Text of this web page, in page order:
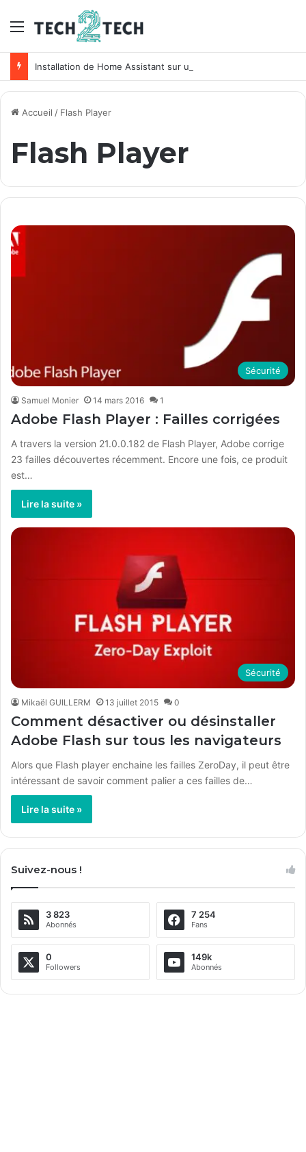
Menu
Installation de Home Assistant sur un NAS Synology
Accueil / Flash Player
Flash Player
Sécurité
Samuel Monier 14 mars 2016 1
Adobe Flash Player : Failles corrigées
A travers la version 21.0.0.182 de Flash Player, Adobe corrige
23 failles découvertes récemment. Encore une fois, ce produit
est…
Lire la suite »
Sécurité
Mikaël GUILLERM 13 juillet 2015 0
Comment désactiver ou désinstaller
Adobe Flash sur tous les navigateurs
Alors que Flash player enchaine les failles ZeroDay, il peut être
intéressant de savoir comment palier a ces failles de…
Lire la suite »
Suivez-nous !
3 823
Abonnés
7 254
Fans
0
Followers
149k
Abonnés